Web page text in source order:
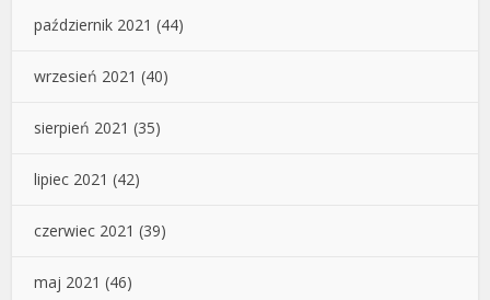
październik 2021 (44)
wrzesień 2021 (40)
sierpień 2021 (35)
lipiec 2021 (42)
czerwiec 2021 (39)
maj 2021 (46)